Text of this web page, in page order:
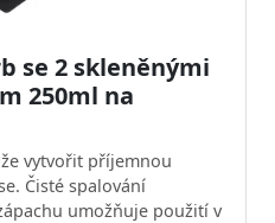
se 2 skleněnými
250ml na
vytvořit příjemnou
Čisté spalování
umožňuje použití v